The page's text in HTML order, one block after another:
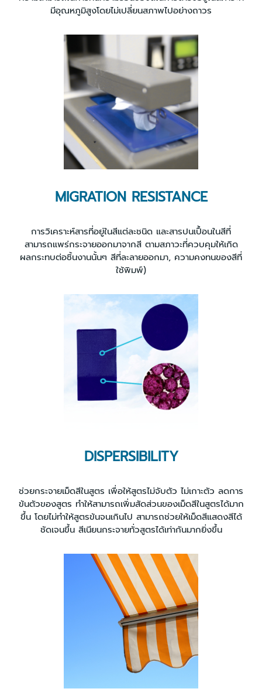
มีอุณหภูมิสูงโดยไม่เปลี่ยนสภาพไปอย่างถาวร
MIGRATION RESISTANCE
การวิเคราะห์สารที่อยู่ในสีแต่ละชนิด และสารปนเปื้อนในสีที่
สามารถแพร่กระจายออกมาจากสี ตามสภาวะที่ควบคุมให้เกิด
ผลกระทบต่อชิ้นงานนั้นๆ สีที่ละลายออกมา, ความคงทนของสีที่
ใช้พิมพ์)
DISPERSIBILITY
ช่วยกระจายเม็ดสีในสูตร เพื่อให้สูตรไม่จับตัว ไม่เกาะตัว ลดการ
ข้นตัวของสูตร ทำให้สามารถเพิ่มสัดส่วนของเม็ดสีในสูตรได้มาก
ขึ้น โดยไม่ทำให้สูตรข้นจนเกินไป สามารถช่วยให้เม็ดสีแสดงสีได้
ชัดเจนขึ้น สีเนียนกระจายทั่วสูตรได้เท่ากันมากยิ่งขึ้น